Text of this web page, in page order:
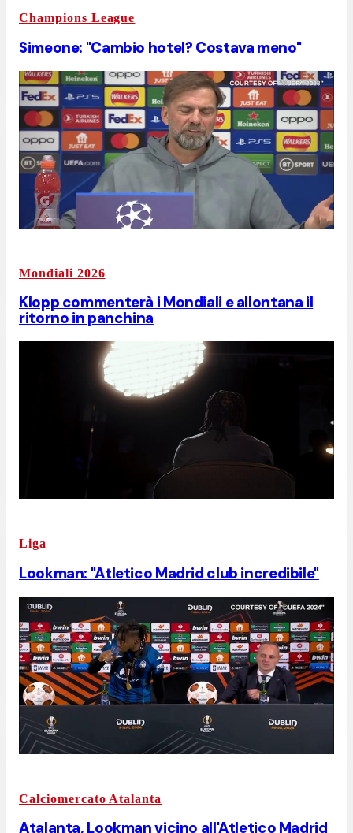
Champions League
Simeone: "Cambio hotel? Costava meno"
Mondiali 2026
Klopp commenterà i Mondiali e allontana il
ritorno in panchina
Liga
Lookman: "Atletico Madrid club incredibile"
Calciomercato Atalanta
Atalanta, Lookman vicino all'Atletico Madrid